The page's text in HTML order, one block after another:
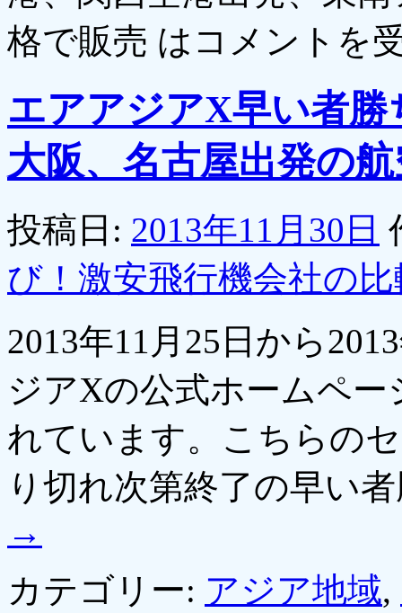
格で販売 は コメントを
エアアジアX早い者
大阪、名古屋出発の
投稿日: 2013年11月30日
び！激安飛行機会社の
2013年11月25日から
ジアXの公式ホームペ
れています。こちらの
り切れ次第終了の早い
→
カテゴリー: アジア地域,